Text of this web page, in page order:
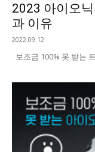
2023 아이오
과 이유
2022.09.12
보조금 100% 못 받는